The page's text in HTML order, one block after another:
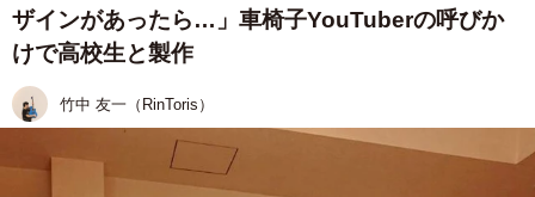
ザインがあったら…」車椅子YouTuberの呼びか
けで高校生と製作
竹中 友一（RinToris）